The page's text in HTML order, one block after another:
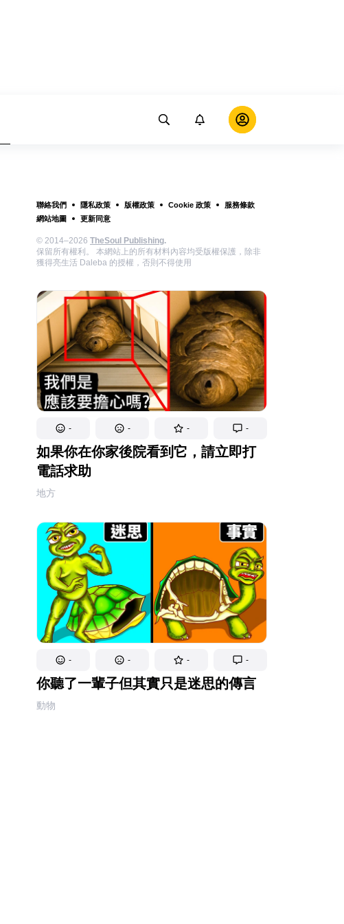
聯絡我們 隱私政策 版權政策 Cookie 政策
服務條款
網站地圖
更新同意
© 2014–2026 TheSoul Publishing.
保留所有權利。 本網站上的所有材料內容均受版權保護，除非
獲得亮生活 Daleba 的授權，否則不得使用
- - - -
如果你在你家後院看到它，請立即打
電話求助
地方
- - - -
你聽了一輩子但其實只是迷思的傳言
動物